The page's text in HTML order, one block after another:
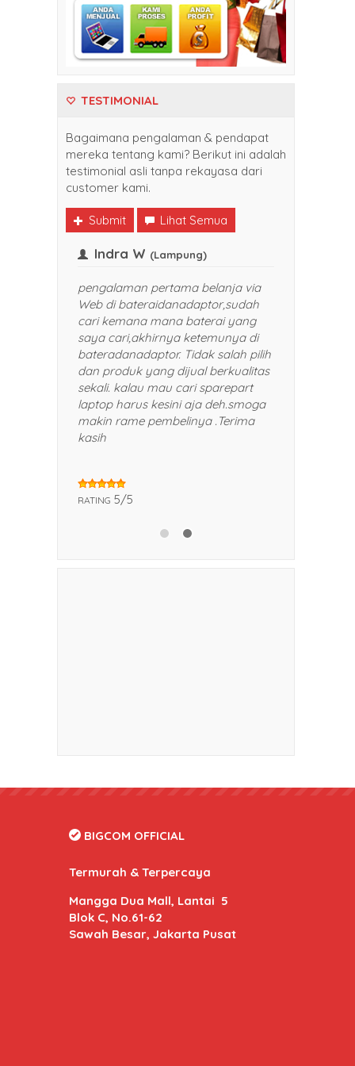
TESTIMONIAL
Bagaimana pengalaman & pendapat
mereka tentang kami? Berikut ini adalah
testimonial asli tanpa rekayasa dari
customer kami.
Submit Lihat Semua
(Balikpapan)
sekali belanja di
Harganya
dan pelayanan yang
TOP banget. Sukses selalu
saya rekomendasikan
teman dan kerabat saya.
Indra W
pengalaman pertama belanja
Web di
cari kemana mana baterai
saya cari,akhirnya ketemunya
bateradanadaptor. Tidak salah
dan produk yang dijual
sekali. kalau mau cari
laptop harus kesini aja
makin rame pembelinya
Termurah & Terpercaya
Mangga Dua Mall, Lantai 5
Blok C, No.61-62
Sawah Besar, Jakarta Pusat